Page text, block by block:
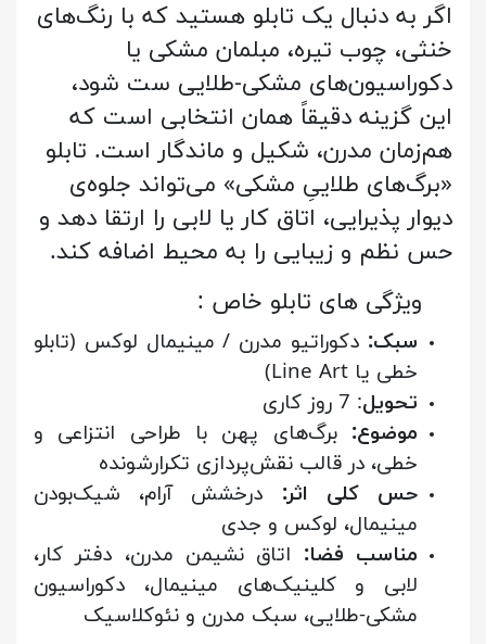
اگر به دنبال یک تابلو هستید که با رنگ‌های
خنثی، چوب تیره، مبلمان مشکی یا
دکوراسیون‌های مشکی-طلایی ست شود،
این گزینه دقیقاً همان انتخابی است که
هم‌زمان مدرن، شکیل و ماندگار است. تابلو
«برگ‌های طلاییِ مشکی» می‌تواند جلوه‌ی
دیوار پذیرایی، اتاق کار یا لابی را ارتقا دهد و
حس نظم و زیبایی را به محیط اضافه کند.
سبک: دکوراتیو مدرن / مینیمال لوکس (تابلو
خطی یا Line Art)
تحویل: 7 روز کاری
موضوع: برگ‌های پهن با طراحی انتزاعی و
خطی، در قالب نقش‌پردازی تکرارشونده
حس کلی اثر: درخشش آرام، شیک‌بودن
مینیمال، لوکس و جدی
مناسب فضا: اتاق نشیمن مدرن، دفتر کار،
لابی و کلینیک‌های مینیمال، دکوراسیون
مشکی-طلایی، سبک مدرن و نئوکلاسیک